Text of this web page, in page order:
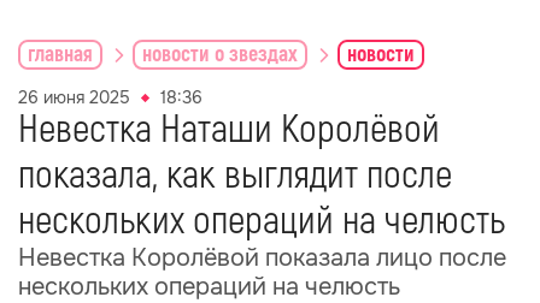
главная новости о звездах новости
26 июня 2025 18:36
Невестка Наташи Королёвой
показала, как выглядит после
нескольких операций на челюсть
Невестка Королёвой показала лицо после
нескольких операций на челюсть